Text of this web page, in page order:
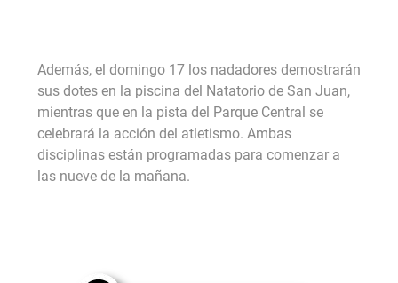
Además, el domingo 17 los nadadores demostrarán
sus dotes en la piscina del Natatorio de San Juan,
mientras que en la pista del Parque Central se
celebrará la acción del atletismo. Ambas
disciplinas están programadas para comenzar a
las nueve de la mañana.